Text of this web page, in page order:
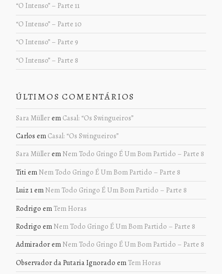
“O Intenso” – Parte 11
“O Intenso” – Parte 10
“O Intenso” – Parte 9
“O Intenso” – Parte 8
ÚLTIMOS COMENTÁRIOS
Sara Müllerem Casal: “Os Swingueiros”
Carlos em Casal: “Os Swingueiros”
Sara Müllerem Nem Todo Gringo É Um Bom Partido – Parte 8
Titi em Nem Todo Gringo É Um Bom Partido – Parte 8
Luiz 1em Nem Todo Gringo É Um Bom Partido – Parte 8
Rodrigo em Tem Horas
Rodrigo em Nem Todo Gringo É Um Bom Partido – Parte 8
Admiradorem Nem Todo Gringo É Um Bom Partido – Parte 8
Observador da Putaria Ignorado em Tem Horas